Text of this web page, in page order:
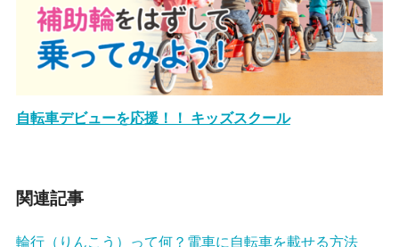
自転車デビューを応援！！ キッズスクール
関連記事
輪行（りんこう）って何？電車に自転車を載せる方法